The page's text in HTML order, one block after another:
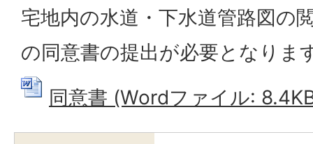
宅地内の水道・下水道管路図の
の同意書の提出が必要となりま
同意書 (Wordファイル: